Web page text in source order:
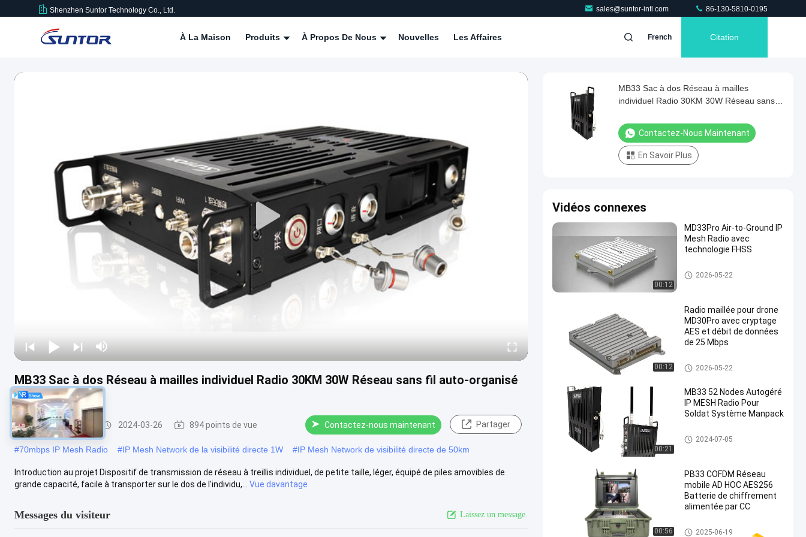
Shenzhen Suntor Technology Co., Ltd. sales@suntor-intl.com 86-130-5810-0195
À La Maison Produits À Propos De Nous Nouvelles Les Affaires French Citation
MB33 Sac à dos Réseau à mailles individuel Radio 30KM 30W Réseau sans fil auto-organisé
Radio
IP Mesh Network 2024-03-26 894 points de vue Contactez-nous maintenant Partager
#70mbps IP Mesh Radio #IP Mesh Network de la visibilité directe 1W #IP Mesh Network de visibilité directe de 50km
Introduction au projet Dispositif de transmission de réseau à treillis individuel, de petite taille, léger, équipé de piles amovibles de
grande capacité, facile à transporter sur le dos de l'individu,...
Vue davantage
Messages du visiteur Laissez un message.
MB33 Sac à dos Réseau à mailles
individuel Radio 30KM 30W Réseau sans fil
Contactez-Nous Maintenant
En Savoir Plus
Vidéos connexes
00:12
MD33Pro Air-to-Ground IP
Mesh Radio avec
technologie FHSS
IP Mesh Network
2026-05-22
00:12
Radio maillée pour drone
MD30Pro avec cryptage
AES et débit de données
de 25 Mbps
IP Mesh Network
2026-05-22
00:21
MB33 52 Nodes Autogéré
IP MESH Radio Pour
Soldat Système Manpack
IP Mesh Network
2024-07-05
00:56
PB33 COFDM Réseau
mobile AD HOC AES256
Batterie de chiffrement
alimentée par CC
Réseau ad hoc
2025-06-19